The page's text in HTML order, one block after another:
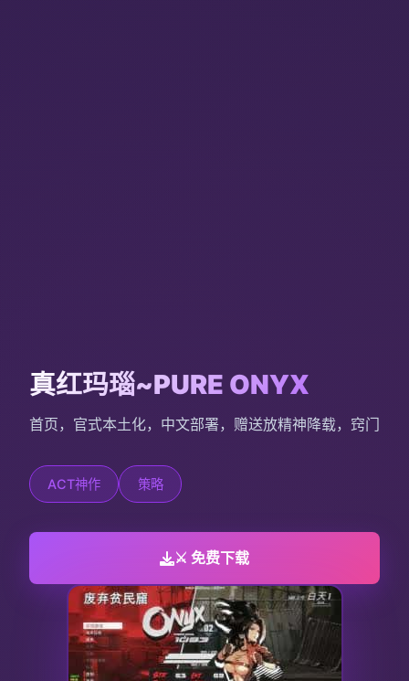
真红玛瑙~PURE ONYX
首页，官式本土化，中文部署，赠送放精神降载，窍门
ACT神作 策略
⚔️ 免费下载